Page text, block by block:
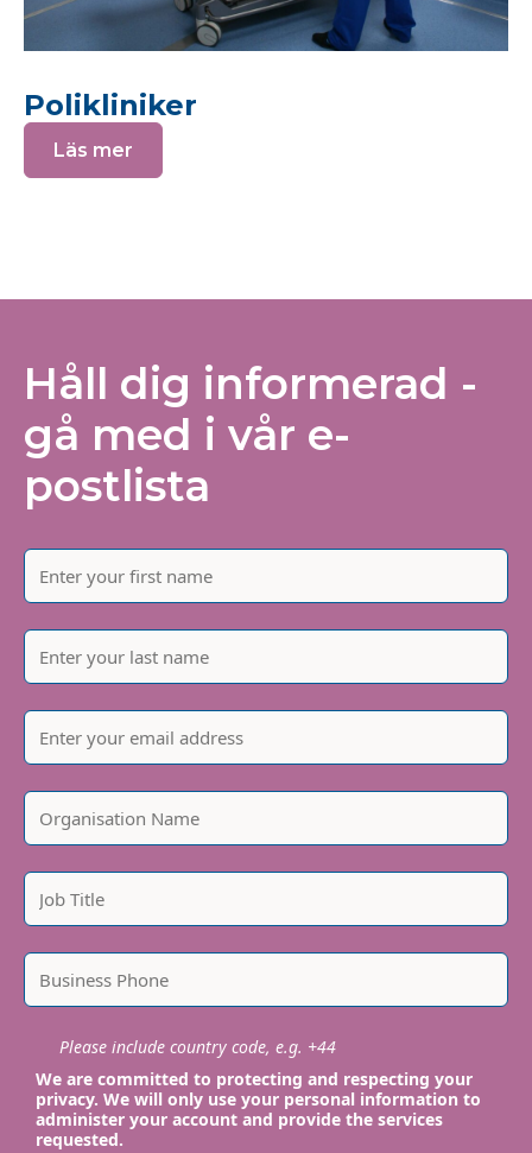
Polikliniker
Läs mer
Håll dig informerad -
gå med i vår e-
postlista
Please include country code, e.g. +44
We are committed to protecting and respecting your
privacy. We will only use your personal information to
administer your account and provide the services
requested.